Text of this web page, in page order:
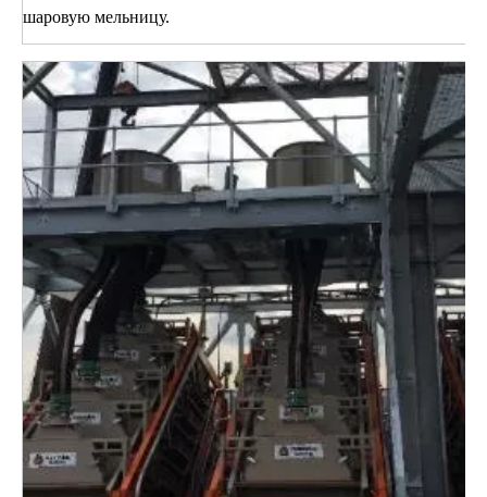
шаровую мельницу.